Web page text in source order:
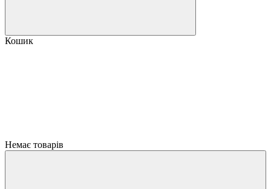
Кошик
Немає товарів